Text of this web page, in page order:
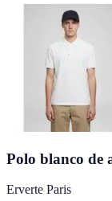
Polo blanco de
Erverte Paris